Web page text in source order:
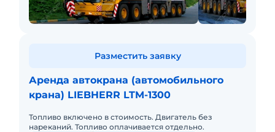
Аренда автокрана (автомобильного
крана) LIEBHERR LTM-1300
Топливо включено в стоимость. Двигатель без
нареканий. Топливо оплачивается отдельно.
Разместить заявку